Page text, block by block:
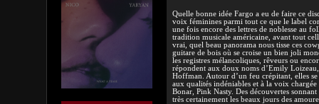
Quelle bonne idée Fargo a eu de faire ce
voix féminines parmi tout ce que le label
une fois encore des lettres de noblesse au
tradition musicale américaine, avant tout
vrai, quel beau panorama nous tisse ces
guitare de bois où se croise un bien joli
les registres mélancoliques, rêveurs ou
répondent aux doux noms d’Emily Loizeau,
Hoffman. Autour d’un feu crépitant, elles
aux qualités indéniables et à la voix
Bonar, Pink Nasty. Des découvertes
très certainement les beaux jours des